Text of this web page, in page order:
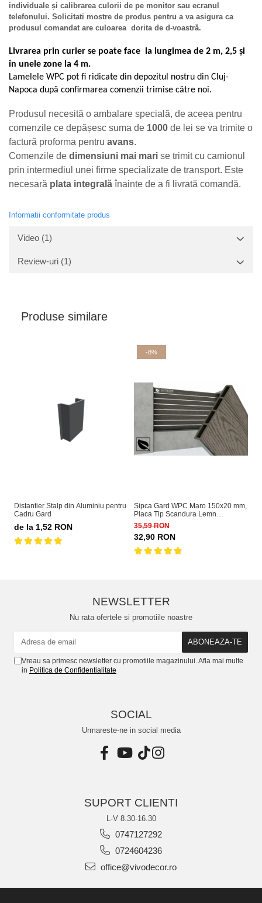
individuale și calibrarea culorii de pe monitor sau ecranul
telefonului. Solicitati mostre de produs pentru a va asigura ca
produsul comandat are culoarea dorita de d-voastră.
Livrarea prin curier se poate face la lungimea de 2 m, 2,5 și
în unele zone la 4 m.
Lamelele WPC pot fi ridicate din depozitul nostru din Cluj-
Napoca după confirmarea comenzii trimise către noi.
Produsul necesită o ambalare specială, de aceea pentru
comenzile ce depășesc suma de 1000 de lei se va trimite o
factură proforma pentru avans.
Comenzile de dimensiuni mai mari se trimit cu camionul
prin intermediul unei firme specializate de transport. Este
necesară plata integralăînainte de a fi livrată comandă.
Informatii conformitate produs
Video (1)
Review-uri (1)
Produse similare
Distantier Stalp din Aluminiu pentru
Cadru Gard
de la 1,52 RON
-8%
Sipca Gard WPC Maro 150x20 mm,
Placa Tip Scandura Lemn
Compozit 1 ml
35,59 RON
32,90 RON
NEWSLETTER
Nu rata ofertele si promotiile noastre
Vreau sa primesc newsletter cu promotiile magazinului. Afla mai multe
in Politica de Confidentialitate
SOCIAL
Urmareste-ne in social media
SUPORT CLIENTI
L-V 8.30-16.30
0747127292
0724604236
office@vivodecor.ro